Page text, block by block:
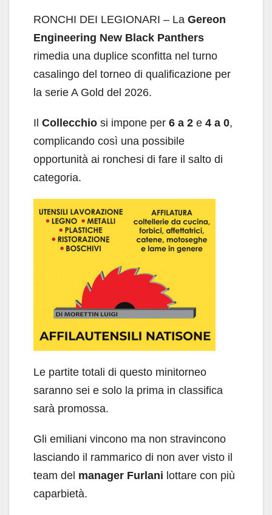
RONCHI DEI LEGIONARI – La Gereon
Engineering New Black Panthers
rimedia una duplice sconfitta nel turno
casalingo del torneo di qualificazione per
la serie A Gold del 2026.
Il Collecchio si impone per 6 a 2 e 4 a 0,
complicando così una possibile
opportunità ai ronchesi di fare il salto di
categoria.
Le partite totali di questo minitorneo
saranno sei e solo la prima in classifica
sarà promossa.
Gli emiliani vincono ma non stravincono
lasciando il rammarico di non aver visto il
team del manager Furlani lottare con più
caparbietà.